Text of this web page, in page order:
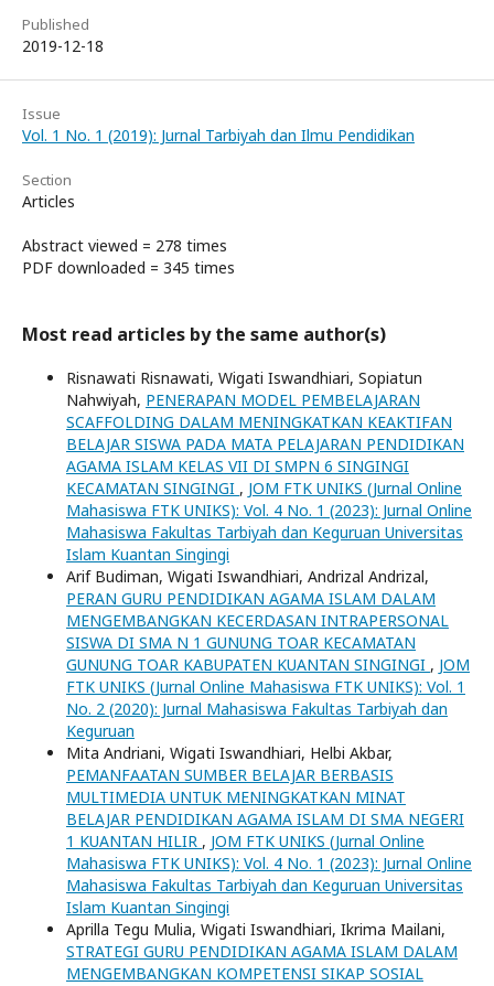
Published
2019-12-18
Issue
Vol. 1 No. 1 (2019): Jurnal Tarbiyah dan Ilmu Pendidikan
Section
Articles
Abstract viewed = 278 times
PDF downloaded = 345 times
Most read articles by the same author(s)
Risnawati Risnawati, Wigati Iswandhiari, Sopiatun
Nahwiyah, PENERAPAN MODEL PEMBELAJARAN
SCAFFOLDING DALAM MENINGKATKAN KEAKTIFAN
BELAJAR SISWA PADA MATA PELAJARAN PENDIDIKAN
AGAMA ISLAM KELAS VII DI SMPN 6 SINGINGI
KECAMATAN SINGINGI , JOM FTK UNIKS (Jurnal Online
Mahasiswa FTK UNIKS): Vol. 4 No. 1 (2023): Jurnal Online
Mahasiswa Fakultas Tarbiyah dan Keguruan Universitas
Islam Kuantan Singingi
Arif Budiman, Wigati Iswandhiari, Andrizal Andrizal,
PERAN GURU PENDIDIKAN AGAMA ISLAM DALAM
MENGEMBANGKAN KECERDASAN INTRAPERSONAL
SISWA DI SMA N 1 GUNUNG TOAR KECAMATAN
GUNUNG TOAR KABUPATEN KUANTAN SINGINGI , JOM
FTK UNIKS (Jurnal Online Mahasiswa FTK UNIKS): Vol. 1
No. 2 (2020): Jurnal Mahasiswa Fakultas Tarbiyah dan
Keguruan
Mita Andriani, Wigati Iswandhiari, Helbi Akbar,
PEMANFAATAN SUMBER BELAJAR BERBASIS
MULTIMEDIA UNTUK MENINGKATKAN MINAT
BELAJAR PENDIDIKAN AGAMA ISLAM DI SMA NEGERI
1 KUANTAN HILIR , JOM FTK UNIKS (Jurnal Online
Mahasiswa FTK UNIKS): Vol. 4 No. 1 (2023): Jurnal Online
Mahasiswa Fakultas Tarbiyah dan Keguruan Universitas
Islam Kuantan Singingi
Aprilla Tegu Mulia, Wigati Iswandhiari, Ikrima Mailani,
STRATEGI GURU PENDIDIKAN AGAMA ISLAM DALAM
MENGEMBANGKAN KOMPETENSI SIKAP SOSIAL